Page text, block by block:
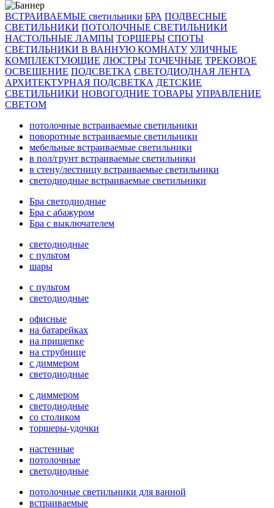
ВСТРАИВАЕМЫЕ светильники БРА ПОДВЕСНЫЕ
СВЕТИЛЬНИКИ ПОТОЛОЧНЫЕ СВЕТИЛЬНИКИ
НАСТОЛЬНЫЕ ЛАМПЫ ТОРШЕРЫ СПОТЫ
СВЕТИЛЬНИКИ В ВАННУЮ КОМНАТУ УЛИЧНЫЕ
КОМПЛЕКТУЮЩИЕ ЛЮСТРЫ ТОЧЕЧНЫЕ ТРЕКОВОЕ
ОСВЕЩЕНИЕ ПОДСВЕТКА СВЕТОДИОДНАЯ ЛЕНТА
АРХИТЕКТУРНАЯ ПОДСВЕТКА ДЕТСКИЕ
СВЕТИЛЬНИКИ НОВОГОДНИЕ ТОВАРЫ УПРАВЛЕНИЕ
СВЕТОМ
потолочные встраиваемые светильники
поворотные встраиваемые светильники
мебельные встраиваемые светильники
в пол/грунт встраиваемые светильники
в стену/лестницу встраиваемые светильники
светодиодные встраиваемые светильники
Бра светодиодные
Бра с абажуром
Бра с выключателем
светодиодные
с пультом
шары
с пультом
светодиодные
офисные
на батарейках
на прищепке
на струбнице
с диммером
светодиодные
с диммером
светодиодные
со столиком
торшеры-удочки
настенные
потолочные
светодиодные
потолочные светильники для ванной
встраиваемые